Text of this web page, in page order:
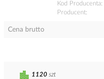
Kod Producenta
Producent
Cena brutto
1120 szt